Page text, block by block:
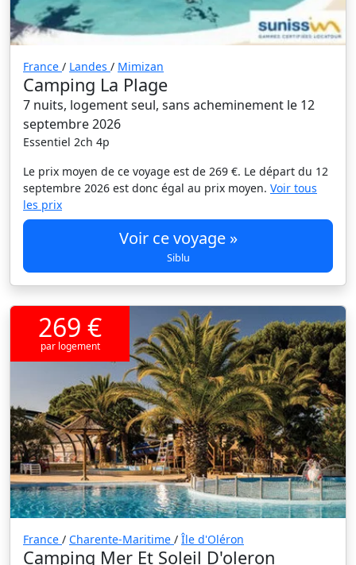
France / Landes / Mimizan
Camping La Plage
7 nuits, logement seul, sans acheminement le 12
septembre 2026
Essentiel 2ch 4p
Le prix moyen de ce voyage est de 269 €. Le départ du 12
septembre 2026 est donc égal au prix moyen. Voir tous
les prix
Voir ce voyage »
Siblu
269 €
par logement
France / Charente-Maritime / Île d'Oléron
Camping Mer Et Soleil D'oleron